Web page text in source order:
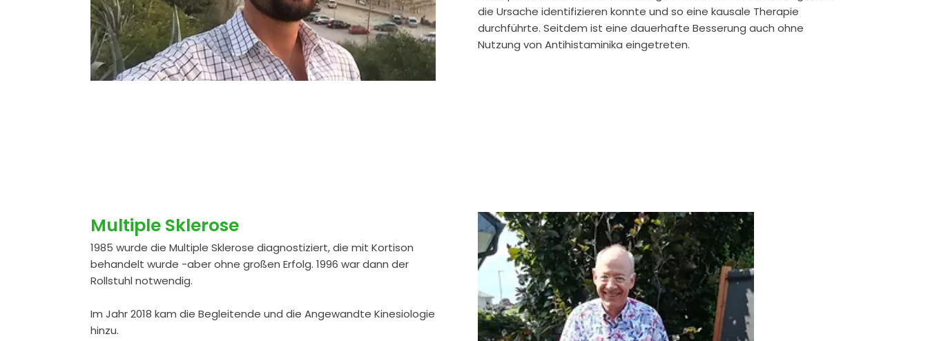
die Ursache identifizieren konnte und so eine kausale Therapie
durchführte. Seitdem ist eine dauerhafte Besserung auch ohne
Nutzung von Antihistaminika eingetreten.
Multiple Sklerose
1985 wurde die Multiple Sklerose diagnostiziert, die mit Kortison
behandelt wurde -aber ohne großen Erfolg. 1996 war dann der
Rollstuhl notwendig.
Im Jahr 2018 kam die Begleitende und die Angewandte Kinesiologie
hinzu.